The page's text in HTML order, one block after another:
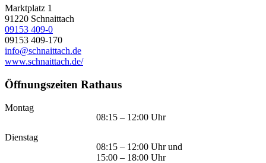
Marktplatz 1
91220 Schnaittach
09153 409-0
09153 409-170
info@schnaittach.de
www.schnaittach.de/
Öffnungszeiten Rathaus
Montag
08:15 – 12:00 Uhr
Dienstag
08:15 – 12:00 Uhr und
15:00 – 18:00 Uhr